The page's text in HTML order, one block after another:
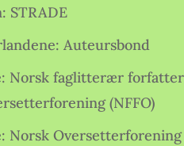
STRADE
Auteursbond
Norsk faglitterær
(NFFO)
Norsk Oversetterforening